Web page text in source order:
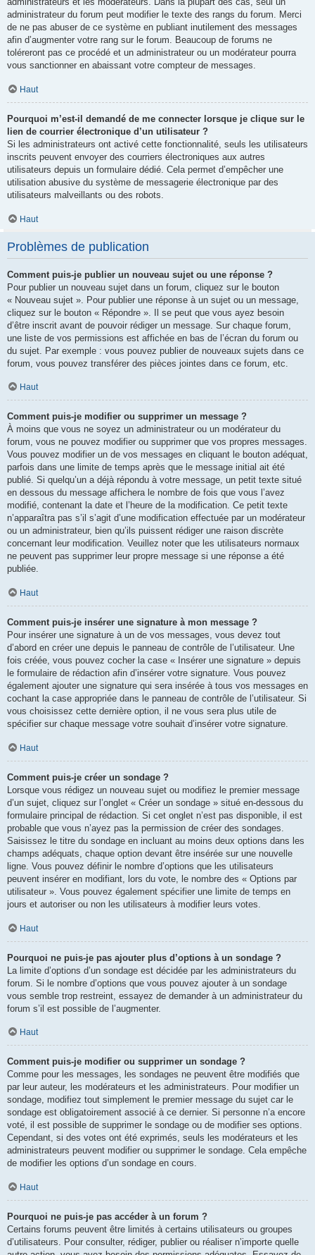
administrateur du forum peut modifier le texte des rangs du forum. Merci
de ne pas abuser de ce système en publiant inutilement des messages
afin d’augmenter votre rang sur le forum. Beaucoup de forums ne
toléreront pas ce procédé et un administrateur ou un modérateur pourra
vous sanctionner en abaissant votre compteur de messages.
Haut
Pourquoi m’est-il demandé de me connecter lorsque je clique sur le
lien de courrier électronique d’un utilisateur ?
Si les administrateurs ont activé cette fonctionnalité, seuls les utilisateurs
inscrits peuvent envoyer des courriers électroniques aux autres
utilisateurs depuis un formulaire dédié. Cela permet d’empêcher une
utilisation abusive du système de messagerie électronique par des
utilisateurs malveillants ou des robots.
Haut
Problèmes de publication
Comment puis-je publier un nouveau sujet ou une réponse ?
Pour publier un nouveau sujet dans un forum, cliquez sur le bouton
« Nouveau sujet ». Pour publier une réponse à un sujet ou un message,
cliquez sur le bouton « Répondre ». Il se peut que vous ayez besoin
d’être inscrit avant de pouvoir rédiger un message. Sur chaque forum,
une liste de vos permissions est affichée en bas de l’écran du forum ou
du sujet. Par exemple : vous pouvez publier de nouveaux sujets dans ce
forum, vous pouvez transférer des pièces jointes dans ce forum, etc.
Haut
Comment puis-je modifier ou supprimer un message ?
À moins que vous ne soyez un administrateur ou un modérateur du
forum, vous ne pouvez modifier ou supprimer que vos propres messages.
Vous pouvez modifier un de vos messages en cliquant le bouton adéquat,
parfois dans une limite de temps après que le message initial ait été
publié. Si quelqu’un a déjà répondu à votre message, un petit texte situé
en dessous du message affichera le nombre de fois que vous l’avez
modifié, contenant la date et l’heure de la modification. Ce petit texte
n’apparaîtra pas s’il s’agit d’une modification effectuée par un modérateur
ou un administrateur, bien qu’ils puissent rédiger une raison discrète
concernant leur modification. Veuillez noter que les utilisateurs normaux
ne peuvent pas supprimer leur propre message si une réponse a été
publiée.
Haut
Comment puis-je insérer une signature à mon message ?
Pour insérer une signature à un de vos messages, vous devez tout
d’abord en créer une depuis le panneau de contrôle de l’utilisateur. Une
fois créée, vous pouvez cocher la case « Insérer une signature » depuis
le formulaire de rédaction afin d’insérer votre signature. Vous pouvez
également ajouter une signature qui sera insérée à tous vos messages en
cochant la case appropriée dans le panneau de contrôle de l’utilisateur. Si
vous choisissez cette dernière option, il ne vous sera plus utile de
spécifier sur chaque message votre souhait d’insérer votre signature.
Haut
Comment puis-je créer un sondage ?
Lorsque vous rédigez un nouveau sujet ou modifiez le premier message
d’un sujet, cliquez sur l’onglet « Créer un sondage » situé en-dessous du
formulaire principal de rédaction. Si cet onglet n’est pas disponible, il est
probable que vous n’ayez pas la permission de créer des sondages.
Saisissez le titre du sondage en incluant au moins deux options dans les
champs adéquats, chaque option devant être insérée sur une nouvelle
ligne. Vous pouvez définir le nombre d’options que les utilisateurs
peuvent insérer en modifiant, lors du vote, le nombre des « Options par
utilisateur ». Vous pouvez également spécifier une limite de temps en
jours et autoriser ou non les utilisateurs à modifier leurs votes.
Haut
Pourquoi ne puis-je pas ajouter plus d’options à un sondage ?
La limite d’options d’un sondage est décidée par les administrateurs du
forum. Si le nombre d’options que vous pouvez ajouter à un sondage
vous semble trop restreint, essayez de demander à un administrateur du
forum s’il est possible de l’augmenter.
Haut
Comment puis-je modifier ou supprimer un sondage ?
Comme pour les messages, les sondages ne peuvent être modifiés que
par leur auteur, les modérateurs et les administrateurs. Pour modifier un
sondage, modifiez tout simplement le premier message du sujet car le
sondage est obligatoirement associé à ce dernier. Si personne n’a encore
voté, il est possible de supprimer le sondage ou de modifier ses options.
Cependant, si des votes ont été exprimés, seuls les modérateurs et les
administrateurs peuvent modifier ou supprimer le sondage. Cela empêche
de modifier les options d’un sondage en cours.
Haut
Pourquoi ne puis-je pas accéder à un forum ?
Certains forums peuvent être limités à certains utilisateurs ou groupes
d’utilisateurs. Pour consulter, rédiger, publier ou réaliser n’importe quelle